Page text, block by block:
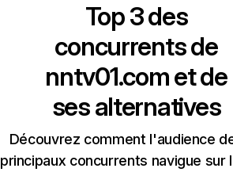
Top 3 des
concurrents de
nntv01.com et de
ses alternatives
Découvrez comment l'audience
principaux concurrents navigue sur